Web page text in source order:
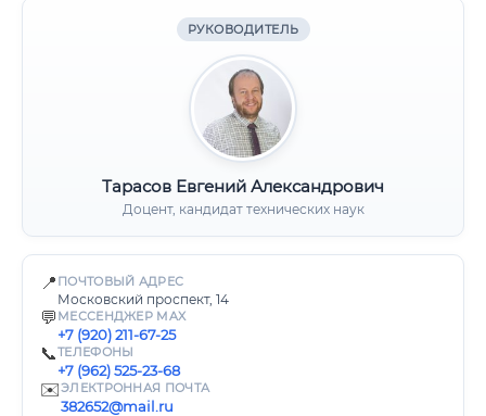
РУКОВОДИТЕЛЬ
Тарасов Евгений Александрович
Доцент, кандидат технических наук
📍 ПОЧТОВЫЙ АДРЕС
Московский проспект, 14
💬 МЕССЕНДЖЕР MAX
+7 (920) 211-67-25
📞ТЕЛЕФОНЫ
+7 (962) 525-23-68
✉️ЭЛЕКТРОННАЯ ПОЧТА
382652@mail.ru